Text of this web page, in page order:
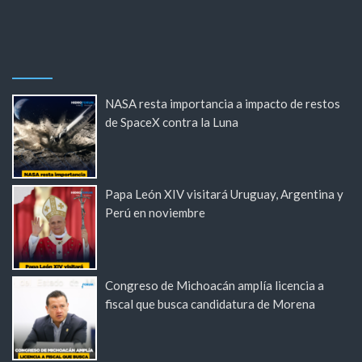
NASA resta importancia a impacto de restos
de SpaceX contra la Luna
Papa León XIV visitará Uruguay, Argentina y
Perú en noviembre
Congreso de Michoacán amplía licencia a
fiscal que busca candidatura de Morena